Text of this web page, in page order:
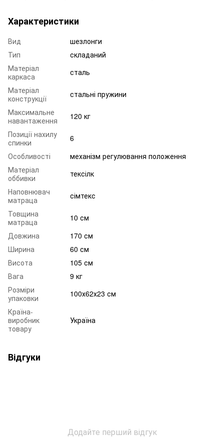
Характеристики
Вид
шезлонги
Тип
складаний
Матеріал
каркаса
сталь
Матеріал
конструкції
стальні пружини
Максимальне
навантаження
120 кг
Позиції нахилу
спинки
6
Особливості
механізм регулювання положення
Матеріал
оббивки
тексілк
Наповнювач
матраца
сімтекс
Товщина
матраца
10 см
Довжина
170 см
Ширина
60 см
Висота
105 см
Вага
9 кг
Розміри
упаковки
100х62х23 см
Країна-
виробник
товару
Україна
Відгуки
Додайте перший відгук